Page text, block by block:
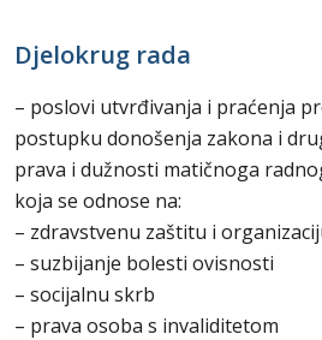
Djelokrug rada
– poslovi utvrđivanja i praćenja
postupku donošenja zakona i
prava i dužnosti matičnoga
koja se odnose na:
– zdravstvenu zaštitu i
– suzbijanje bolesti ovisnosti
– socijalnu skrb
– prava osoba s invaliditetom